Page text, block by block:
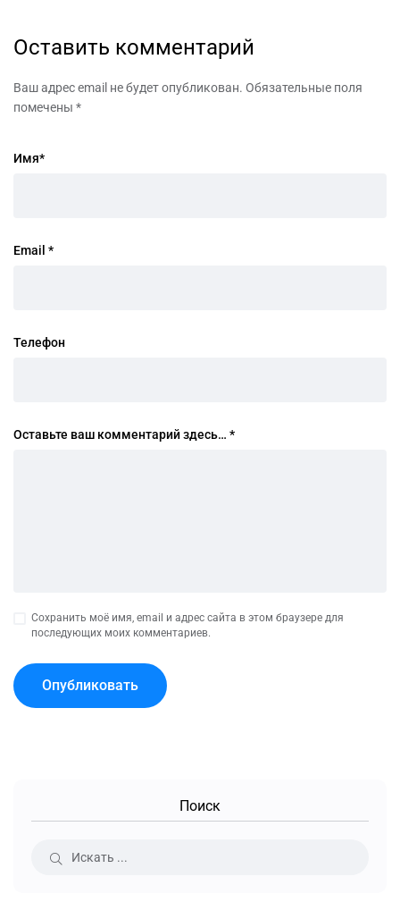
Оставить комментарий
Ваш адрес email не будет опубликован. Обязательные поля
помечены *
Имя*
Email *
Телефон
Оставьте ваш комментарий здесь… *
Сохранить моё имя, email и адрес сайта в этом браузере для
последующих моих комментариев.
Поиск